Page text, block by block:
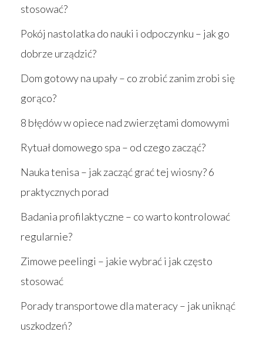
stosować?
Pokój nastolatka do nauki i odpoczynku – jak go
dobrze urządzić?
Dom gotowy na upały – co zrobić zanim zrobi się
gorąco?
8 błędów w opiece nad zwierzętami domowymi
Rytuał domowego spa – od czego zacząć?
Nauka tenisa – jak zacząć grać tej wiosny? 6
praktycznych porad
Badania profilaktyczne – co warto kontrolować
regularnie?
Zimowe peelingi – jakie wybrać i jak często
stosować
Porady transportowe dla materacy – jak uniknąć
uszkodzeń?